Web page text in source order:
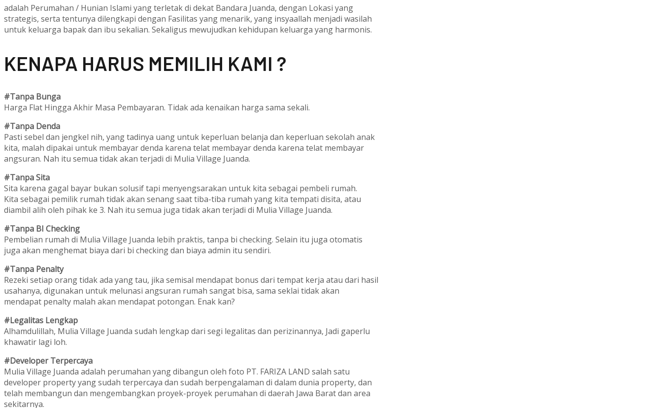
adalah Perumahan / Hunian Islami yang terletak di dekat Bandara Juanda, dengan Lokasi yang
strategis, serta tentunya dilengkapi dengan Fasilitas yang menarik, yang insyaallah menjadi wasilah
untuk keluarga bapak dan ibu sekalian. Sekaligus mewujudkan kehidupan keluarga yang harmonis.
KENAPA HARUS MEMILIH KAMI ?
#Tanpa Bunga
Harga Flat Hingga Akhir Masa Pembayaran. Tidak ada kenaikan harga sama sekali.
#Tanpa Denda
Pasti sebel dan jengkel nih, yang tadinya uang untuk keperluan belanja dan keperluan sekolah anak
kita, malah dipakai untuk membayar denda karena telat membayar denda karena telat membayar
angsuran. Nah itu semua tidak akan terjadi di Mulia Village Juanda.
#Tanpa Sita
Sita karena gagal bayar bukan solusif tapi menyengsarakan untuk kita sebagai pembeli rumah.
Kita sebagai pemilik rumah tidak akan senang saat tiba-tiba rumah yang kita tempati disita, atau
diambil alih oleh pihak ke 3. Nah itu semua juga tidak akan terjadi di Mulia Village Juanda.
#Tanpa BI Checking
Pembelian rumah di Mulia Village Juanda lebih praktis, tanpa bi checking. Selain itu juga otomatis
juga akan menghemat biaya dari bi checking dan biaya admin itu sendiri.
#Tanpa Penalty
Rezeki setiap orang tidak ada yang tau, jika semisal mendapat bonus dari tempat kerja atau dari hasil
usahanya, digunakan untuk melunasi angsuran rumah sangat bisa, sama seklai tidak akan
mendapat penalty malah akan mendapat potongan. Enak kan?
#Legalitas Lengkap
Alhamdulillah, Mulia Village Juanda sudah lengkap dari segi legalitas dan perizinannya, Jadi gaperlu
khawatir lagi loh.
#Developer Terpercaya
Mulia Village Juanda adalah perumahan yang dibangun oleh foto PT. FARIZA LAND salah satu
developer property yang sudah terpercaya dan sudah berpengalaman di dalam dunia property, dan
telah membangun dan mengembangkan proyek-proyek perumahan di daerah Jawa Barat dan area
sekitarnya.